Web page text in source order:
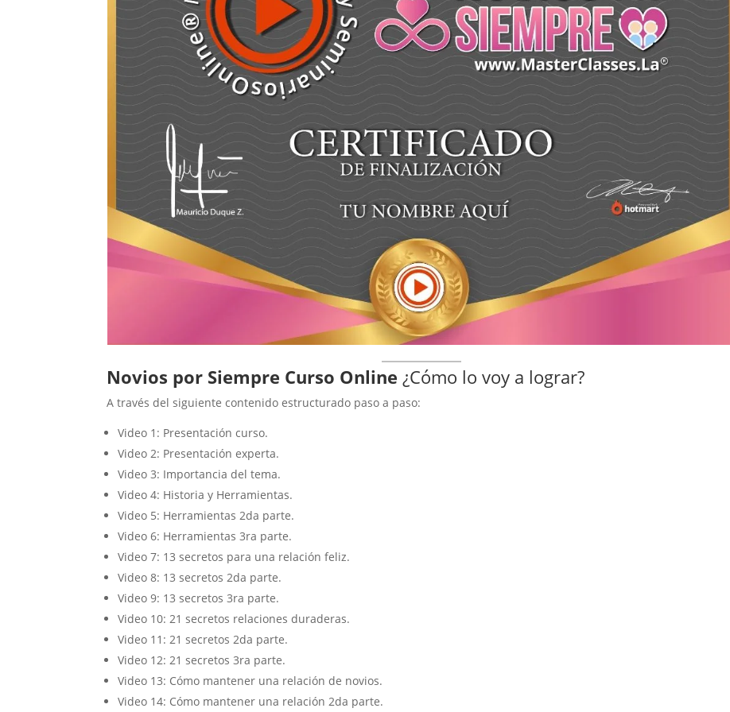
Novios por Siempre Curso Online ¿Cómo lo voy a lograr?
A través del siguiente contenido estructurado paso a paso:
Video 1: Presentación curso.
Video 2: Presentación experta.
Video 3: Importancia del tema.
Video 4: Historia y Herramientas.
Video 5: Herramientas 2da parte.
Video 6: Herramientas 3ra parte.
Video 7: 13 secretos para una relación feliz.
Video 8: 13 secretos 2da parte.
Video 9: 13 secretos 3ra parte.
Video 10: 21 secretos relaciones duraderas.
Video 11: 21 secretos 2da parte.
Video 12: 21 secretos 3ra parte.
Video 13: Cómo mantener una relación de novios.
Video 14: Cómo mantener una relación 2da parte.